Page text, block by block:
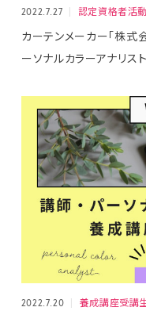
2022.7.27 認定資格者活
カーテンメーカー「株式
ーソナルカラーアナリス
2022.7.20 養成講座受講